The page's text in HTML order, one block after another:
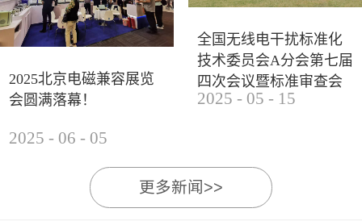
2025北京电磁兼容展览
会圆满落幕！
2025 - 06 - 05
全国无线电干扰标准化
技术委员会A分会第七届
四次会议暨标准审查会
成功举办
2025 - 05 - 15
更多新闻>>